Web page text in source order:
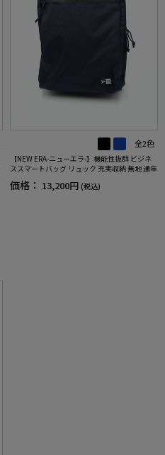
全2色
【NEW ERA-ニューエラ-】機能性抜群 ビジネ
ススマートバッグ リュック 充実収納 無地 通年
価格： 13,200円 (税込)